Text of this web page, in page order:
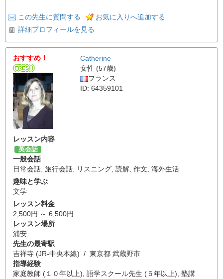
この先生に質問する
お気に入りへ追加する
詳細プロフィールを見る
おすすめ！
Catherine
女性 (57歳)
フランス
ID: 64359101
レッスン内容
英会話
一般会話
日常会話, 旅行会話, リスニング, 読解, 作文, 海外生活
趣味と学ぶ
文学
レッスン料金
2,500円 ～ 6,500円
レッスン場所
浦安
先生の最寄駅
吉祥寺 (JR-中央本線) / 東京都 武蔵野市
指導経験
家庭教師 (１０年以上), 語学スクール先生 (５年以上), 塾講